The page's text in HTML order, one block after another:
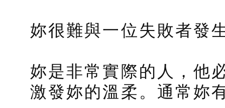
妳很難與一位失敗者發
妳是非常實際的人，他
激發妳的溫柔。通常妳